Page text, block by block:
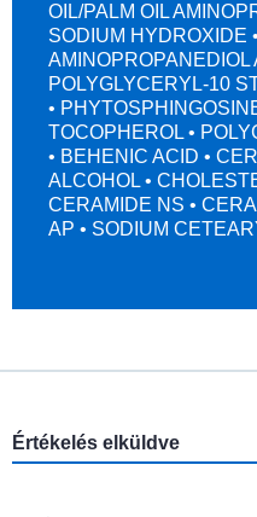
OIL/PALM OIL
SODIUM HYDROXIDE
AMINOPROPANEDIOL
POLYGLYCERYL-10
•
TOCOPHEROL •
• BEHENIC ACID •
ALCOHOL •
CERAMIDE NS •
AP • SODIUM
Értékelés elküldve: